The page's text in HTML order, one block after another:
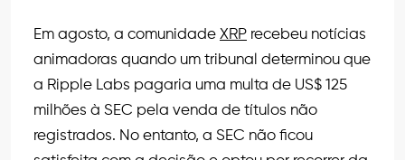
Em agosto, a comunidade XRP recebeu notícias
animadoras quando um tribunal determinou que
a Ripple Labs pagaria uma multa de US$ 125
milhões à SEC pela venda de títulos não
registrados. No entanto, a SEC não ficou